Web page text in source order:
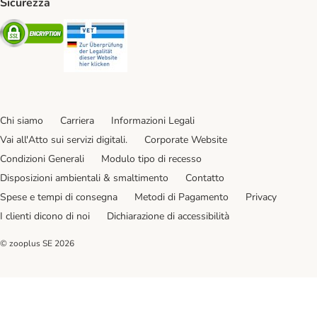
Security
Chi siamo Carriera
Informazioni Legali
Vai all'Atto sui servizi digitali.
Corporate Website
Condizioni Generali
Modulo tipo di recesso
Disposizioni ambientali & smaltimento
Contatto
Spese e tempi di consegna
Metodi di Pagamento
Privacy
I clienti dicono di noi
Dichiarazione di accessibilità
© zooplus SE 2026